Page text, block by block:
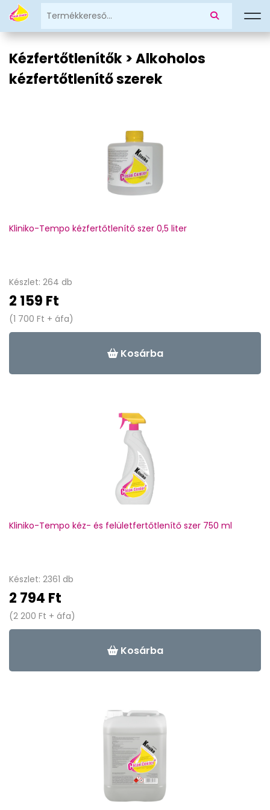
Kézfertőtlenítők > Alkoholos
kézfertőtlenítő szerek
Kliniko-Tempo kézfertőtlenítő szer 0,5 liter
Készlet: 264 db
2 159 Ft
(1 700 Ft + áfa)
Kosárba
Kliniko-Tempo kéz- és felületfertőtlenítő szer 750 ml
Készlet: 2361 db
2 794 Ft
(2 200 Ft + áfa)
Kosárba